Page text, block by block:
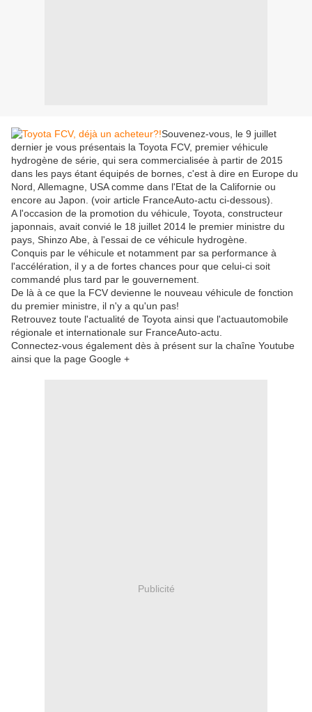
Souvenez-vous, le 9 juillet
dernier je vous présentais la Toyota FCV, premier véhicule
hydrogène de série, qui sera commercialisée à partir de 2015
dans les pays étant équipés de bornes, c'est à dire en Europe du
Nord, Allemagne, USA comme dans l'Etat de la Californie ou
encore au Japon. (voir article FranceAuto-actu ci-dessous).
A l'occasion de la promotion du véhicule, Toyota, constructeur
japonnais, avait convié le 18 juillet 2014 le premier ministre du
pays, Shinzo Abe, à l'essai de ce véhicule hydrogène.
Conquis par le véhicule et notamment par sa performance à
l'accélération, il y a de fortes chances pour que celui-ci soit
commandé plus tard par le gouvernement.
De là à ce que la FCV devienne le nouveau véhicule de fonction
du premier ministre, il n'y a qu'un pas!
Retrouvez toute l'actualité de Toyota ainsi que l'actuautomobile
régionale et internationale sur FranceAuto-actu.
Connectez-vous également dès à présent sur la chaîne Youtube
ainsi que la page Google +
Publicité